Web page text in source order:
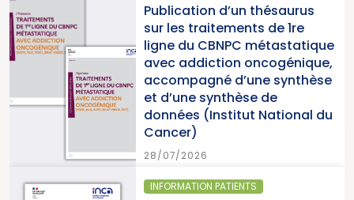
Publication d’un thésaurus
sur les traitements de 1re
ligne du CBNPC métastatique
avec addiction oncogénique,
accompagné d’une synthèse
et d’une synthèse de
données (Institut National du
28/07/2026
INFORMATION PATIENTS